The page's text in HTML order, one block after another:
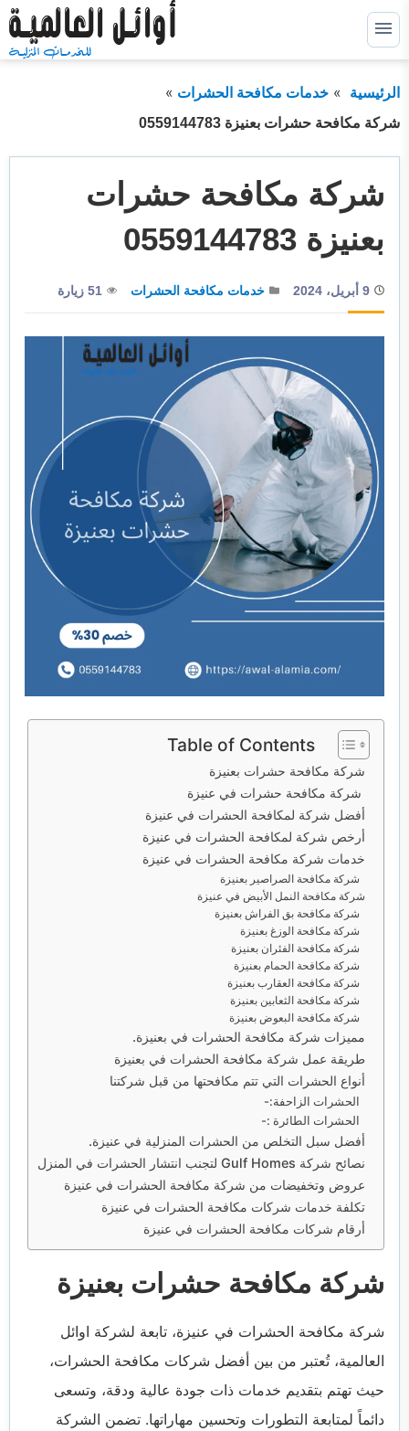
التجاوز
إلى القائمة
عن:
ابحث
خدمات عزل خزاناتتوسيع
القائمة
خدمات عزل اسطح
القائمة
الفرعية
القائمة
الفرعية
خدمات التنظيف
خدمات مكافحة الحشرات
خدمات نقل اثاث
الرئيسية
خدمات مكافحة الحشرات
شركة مكافحة حشرات بعنيزة 0559144783
شركة مكافحة حشرات
بعنيزة 0559144783
9 أبريل، 2024 خدمات مكافحة الحشرات 51 زيارة
Table of Contents
شركة مكافحة حشرات بعنيزة
شركة مكافحة حشرات في عنيزة
أفضل شركة لمكافحة الحشرات في عنيزة
أرخص شركة لمكافحة الحشرات في عنيزة
خدمات شركة مكافحة الحشرات في عنيزة
شركة مكافحة الصراصير بعنيزة
شركة مكافحة النمل الأبيض في عنيزة
شركة مكافحة بق الفراش بعنيزة
شركة مكافحة الوزغ بعنيزة
شركة مكافحة الفئران بعنيزة
شركة مكافحة الحمام بعنيزة
شركة مكافحة العقارب بعنيزة
شركة مكافحة الثعابين بعنيزة
شركة مكافحة البعوض بعنيزة
مميزات شركة مكافحة الحشرات في بعنيزة.
طريقة عمل شركة مكافحة الحشرات في بعنيزة
أنواع الحشرات التي تتم مكافحتها من قبل شركتنا
الحشرات الزاحفة:-
الحشرات الطائرة :-
أفضل سبل التخلص من الحشرات المنزلية في عنيزة.
نصائح شركة Gulf Homes لتجنب انتشار الحشرات في المنزل
عروض وتخفيضات من شركة مكافحة الحشرات في عنيزة
تكلفة خدمات شركات مكافحة الحشرات في عنيزة
أرقام شركات مكافحة الحشرات في عنيزة
شركة مكافحة حشرات بعنيزة
شركة مكافحة الحشرات في عنيزة، تابعة لشركة اوائل
العالمية، تُعتبر من بين أفضل شركات مكافحة الحشرات،
حيث تهتم بتقديم خدمات ذات جودة عالية ودقة، وتسعى
دائماً لمتابعة التطورات وتحسين مهاراتها. تضمن الشركة